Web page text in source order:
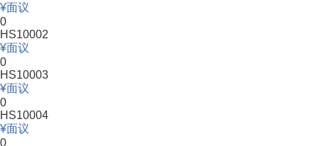
面议
0
HS10002
面议
0
HS10003
面议
0
HS10004
面议
0